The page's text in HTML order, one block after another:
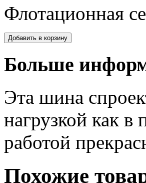
Флотационная
Больше
Эта шина
нагрузкой как в
работой
Похожие